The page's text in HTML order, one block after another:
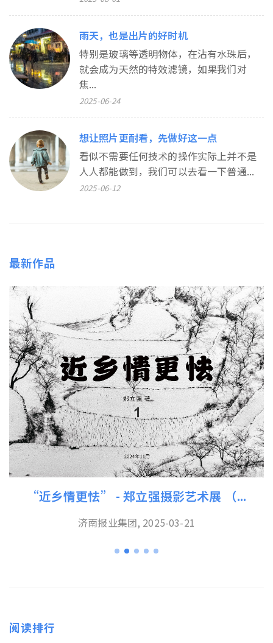
雨天，也是出片的好时机
特别是玻璃等透明物体，在沾有水珠后，
就会成为天然的特效滤镜，如果我们对
焦...
2025-06-24
想让照片更耐看，先做好这一点
看似不需要任何技术的操作实际上并不是
人人都能做到，我们可以去看一下普通...
2025-06-12
最新作品
“近乡情更怯” - 郑立强摄影艺术展 （...
济南报业集团, 2025-03-21
阅读排行